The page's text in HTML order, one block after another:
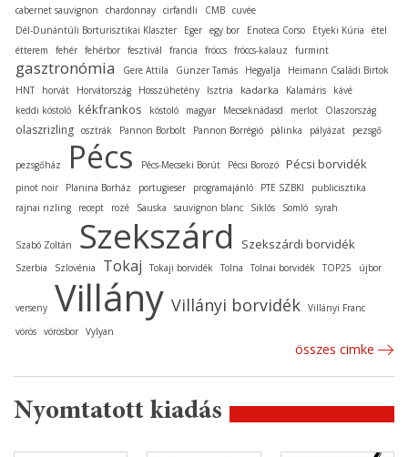
cabernet sauvignon chardonnay cirfandli CMB cuvée
Dél-Dunántúli Borturisztikai Klaszter
Eger egy bor Enoteca Corso Etyeki Kúria
étel
étterem
fehér fehérbor fesztivál francia fröccs fröccs-kalauz furmint
gasztronómia Gere Attila Günzer Tamás Hegyalja
Heimann Családi Birtok
HNT
horvát Horvátország Hosszúhetény Isztria kadarka Kalamáris
kávé
keddi kóstoló kékfrankos kóstoló magyar Mecseknádasd merlot Olaszország
olaszrizling osztrák Pannon Borbolt Pannon Borrégió pálinka pályázat pezsgő
pezsgőház Pécs Pécs-Mecseki Borút Pécsi Borozó Pécsi borvidék
pinot noir Planina Borház portugieser programajánló PTE SZBKI
publicisztika
rajnai rizling
recept rozé Sauska sauvignon blanc Siklós Somló syrah
Szabó Zoltán Szekszárd Szekszárdi borvidék
Szerbia Szlovénia Tokaj Tokaji borvidék Tolna Tolnai borvidék TOP25 újbor
verseny Villány Villányi borvidék Villányi Franc
vörös vörösbor Vylyan
összes cimke
Nyomtatott kiadás